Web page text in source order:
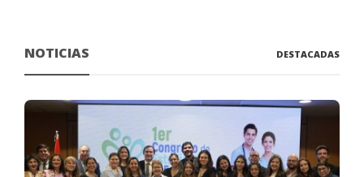
NOTICIAS DESTACADAS